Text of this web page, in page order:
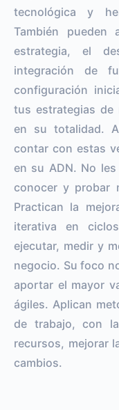
tecnológica y
También
estrategia, el
integración de
configuración
tus estrategias de
en su totalidad.
contar con estas
en su ADN. No
conocer y probar
Practican la
iterativa en
ejecutar, medir y
negocio. Su foco
aportar el mayor
ágiles. Aplican
de trabajo, con
recursos, mejorar
cambios.